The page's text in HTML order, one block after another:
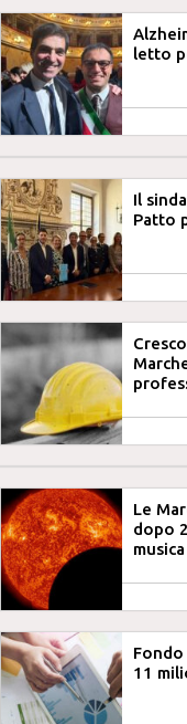
letto
Il
Patto
Le
dopo
musica
11